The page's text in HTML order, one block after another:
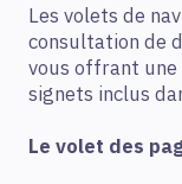
Les volets de
consultation de
vous offrant une
signets inclus
Le volet des